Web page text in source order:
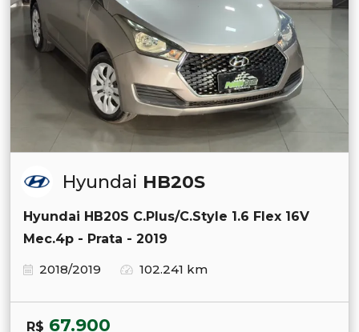
Hyundai HB20S
Hyundai HB20S C.Plus/C.Style 1.6 Flex 16V
Mec.4p - Prata - 2019
2018/2019
102.241 km
R$ 67.900